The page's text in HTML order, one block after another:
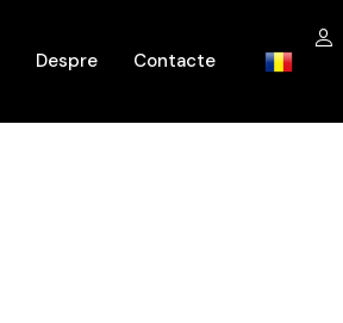
Despre Contacte